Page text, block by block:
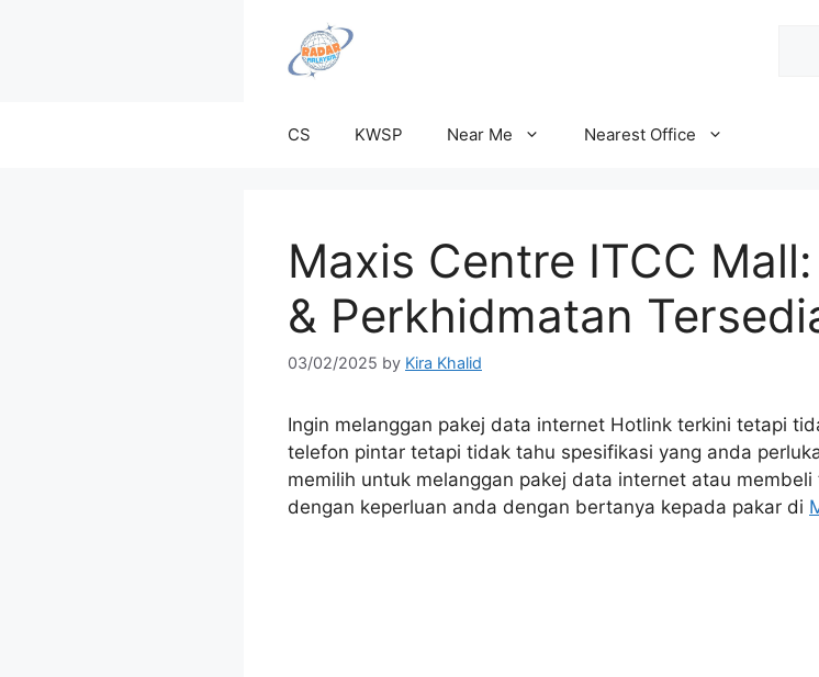
CS KWSP Near Me Nearest Office
Maxis Centre ITCC
& Perkhidmatan
03/02/2025 by Kira Khalid
Ingin melanggan pakej data internet Hotlink terkini tetapi
telefon pintar tetapi tidak tahu spesifikasi yang anda
memilih untuk melanggan pakej data internet atau
dengan keperluan anda dengan bertanya kepada pakar di